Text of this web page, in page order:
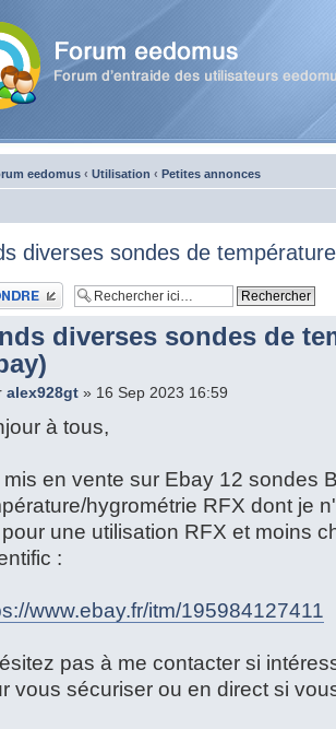
eedomus ‹ Utilisation ‹ Petites annonces
diverses sondes de
réponse
diverses sondes de
alex928gt » 16 Sep 2023 16:59
à tous,
en vente sur Ebay 12 sondes
hygrométrie RFX dont je
une utilisation RFX et moins
:
www.ebay.fr/itm/195984127411
pas à me contacter si
vous sécuriser ou en direct si